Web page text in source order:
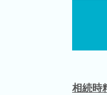
相続時